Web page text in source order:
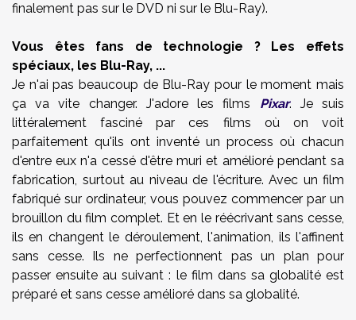
finalement pas sur le DVD ni sur le Blu-Ray).
Vous êtes fans de technologie ? Les effets
spéciaux, les Blu-Ray, ...
Je n'ai pas beaucoup de Blu-Ray pour le moment mais
ça va vite changer. J'adore les films Pixar. Je suis
littéralement fasciné par ces films où on voit
parfaitement qu'ils ont inventé un process où chacun
d'entre eux n'a cessé d'être muri et amélioré pendant sa
fabrication, surtout au niveau de l'écriture. Avec un film
fabriqué sur ordinateur, vous pouvez commencer par un
brouillon du film complet. Et en le réécrivant sans cesse,
ils en changent le déroulement, l'animation, ils l'affinent
sans cesse. Ils ne perfectionnent pas un plan pour
passer ensuite au suivant : le film dans sa globalité est
préparé et sans cesse amélioré dans sa globalité.